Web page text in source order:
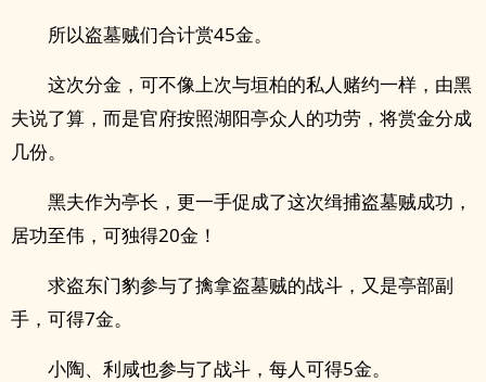
所以盗墓贼们合计赏45金。
这次分金，可不像上次与垣柏的私人赌约一样，由黑
夫说了算，而是官府按照湖阳亭众人的功劳，将赏金分成
几份。
黑夫作为亭长，更一手促成了这次缉捕盗墓贼成功，
居功至伟，可独得20金！
求盗东门豹参与了擒拿盗墓贼的战斗，又是亭部副
手，可得7金。
小陶、利咸也参与了战斗，每人可得5金。